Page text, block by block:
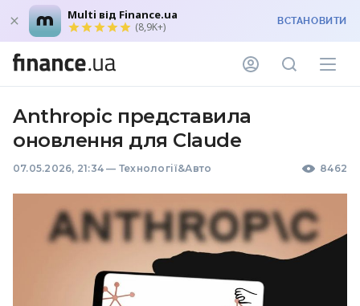
Multi від Finance.ua
(8,9K+) ВСТАНОВИТИ
Anthropic представила
оновлення для Claude
07.05.2026, 21:34 — Технології&Авто 8462